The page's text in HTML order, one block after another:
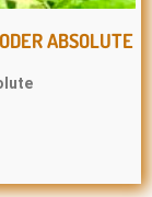
ABSOLUTE